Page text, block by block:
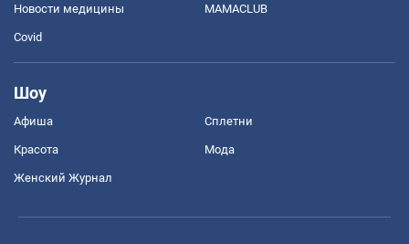
Новости медицины MAMACLUB
Covid
Шоу
Афиша Сплетни
Красота Мода
Женский Журнал